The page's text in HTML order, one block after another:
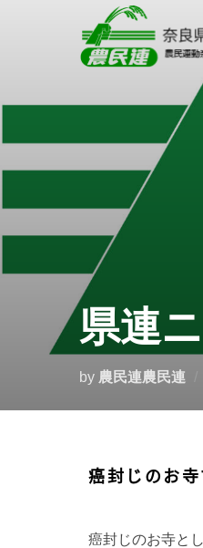
県連
by 農民連農民連
癌封じのお
癌封じのお寺と